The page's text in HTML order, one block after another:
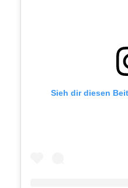
Sieh dir diesen